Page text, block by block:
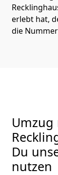
erlebt hat,
die
Umzug
Du
nutzen